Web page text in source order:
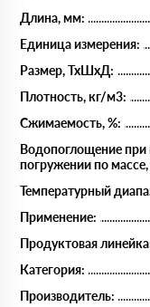
Длина, мм:
Единица измерения:
Размер, ТхШхД:
Плотность, кг/м3:
Сжимаемость, %:
Водопоглощение при
погружении по
Температурный
Применение:
Продуктовая
Категория:
Производитель: